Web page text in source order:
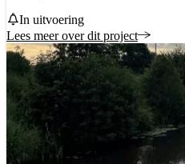
Status
In uitvoering
Lees meer over dit project